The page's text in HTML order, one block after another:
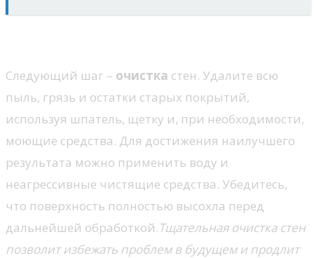
Следующий шаг – очистка стен. Удалите всю
пыль, грязь и остатки старых покрытий,
используя шпатель, щетку и, при необходимости,
моющие средства. Для достижения наилучшего
результата можно применить воду и
неагрессивные чистящие средства. Убедитесь,
что поверхность полностью высохла перед
дальнейшей обработкой.Тщательная очистка стен
позволит избежать проблем в будущем и продлит